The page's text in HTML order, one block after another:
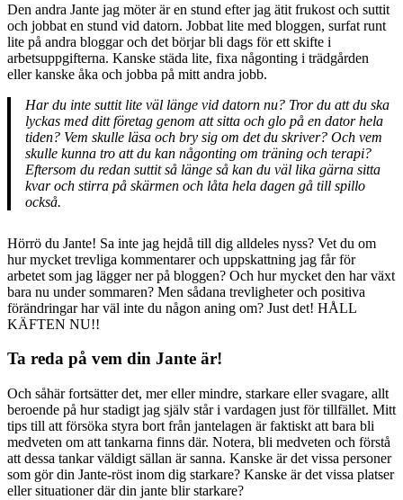
Den andra Jante jag möter är en stund efter jag ätit frukost och suttit
och jobbat en stund vid datorn. Jobbat lite med bloggen, surfat runt
lite på andra bloggar och det börjar bli dags för ett skifte i
arbetsuppgifterna. Kanske städa lite, fixa någonting i trädgården
eller kanske åka och jobba på mitt andra jobb.
Har du inte suttit lite väl länge vid datorn nu? Tror du att du ska
lyckas med ditt företag genom att sitta och glo på en dator hela
tiden? Vem skulle läsa och bry sig om det du skriver? Och vem
skulle kunna tro att du kan någonting om träning och terapi?
Eftersom du redan suttit så länge så kan du väl lika gärna sitta
kvar och stirra på skärmen och låta hela dagen gå till spillo
också.
Hörrö du Jante! Sa inte jag hejdå till dig alldeles nyss? Vet du om
hur mycket trevliga kommentarer och uppskattning jag får för
arbetet som jag lägger ner på bloggen? Och hur mycket den har växt
bara nu under sommaren? Men sådana trevligheter och positiva
förändringar har väl inte du någon aning om? Just det! HÅLL
KÄFTEN NU!!
Ta reda på vem din Jante är!
Och såhär fortsätter det, mer eller mindre, starkare eller svagare, allt
beroende på hur stadigt jag själv står i vardagen just för tillfället. Mitt
tips till att försöka styra bort från jantelagen är faktiskt att bara bli
medveten om att tankarna finns där. Notera, bli medveten och förstå
att dessa tankar väldigt sällan är sanna. Kanske är det vissa personer
som gör din Jante-röst inom dig starkare? Kanske är det vissa platser
eller situationer där din jante blir starkare?